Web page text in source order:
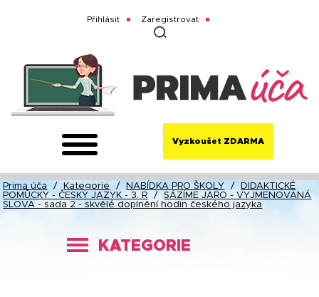
Přihlásit Zaregistrovat
Vyzkoušet ZDARMA
Prima úča / Kategorie / NABÍDKA PRO ŠKOLY /
DIDAKTICKÉ
POMŮCKY - ČESKÝ JAZYK - 3. R
/
SÁZÍME JARO - VYJMENOVANÁ
SLOVA - sada 2 - skvělé doplnění hodin českého jazyka
KATEGORIE